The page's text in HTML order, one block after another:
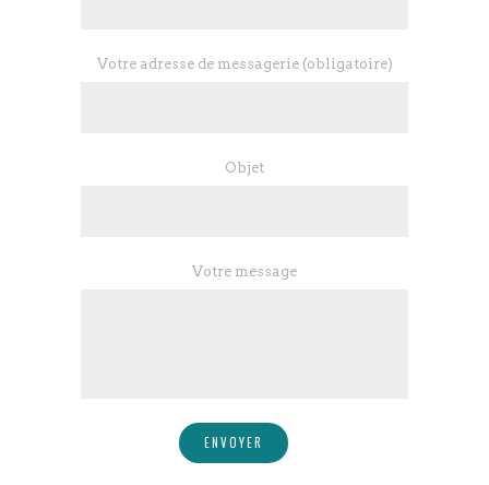
Votre adresse de messagerie (obligatoire)
Objet
Votre message